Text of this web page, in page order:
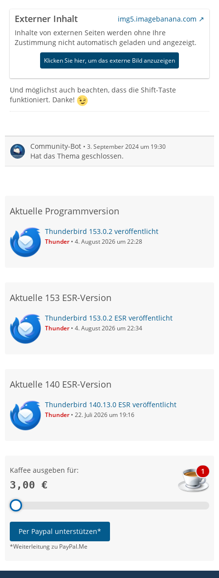
Externer Inhalt
img5.imagebanana.com
Inhalte von externen Seiten werden ohne Ihre
Zustimmung nicht automatisch geladen und angezeigt.
Klicken Sie hier, um das externe Bild anzuzeigen
Und möglichst auch beachten, dass die Shift-Taste
funktioniert. Danke!
Community-Bot 3. September 2024 um 19:30
Hat das Thema geschlossen.
Aktuelle Programmversion
Thunderbird 153.0.2 veröffentlicht
Thunder 4. August 2026 um 22:28
Aktuelle 153 ESR-Version
Thunderbird 153.0.2 ESR veröffentlicht
Thunder 4. August 2026 um 22:34
Aktuelle 140 ESR-Version
Thunderbird 140.13.0 ESR veröffentlicht
Thunder 22. Juli 2026 um 19:16
Kaffee ausgeben für:
3,00 €
1
Per Paypal unterstützen*
*Weiterleitung zu PayPal.Me